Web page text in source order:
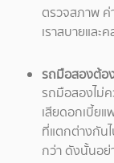
ตรวจสภาพ ค่
เราสบายและ
รถมือสองต้อ
รถมือสองไม่ค
เสียดอกเบี้ย
ที่แตกต่างกัน
กว่า ดังนั้นอย่